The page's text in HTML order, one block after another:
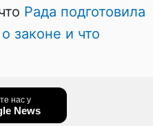
Рада подготовила
законе и что
нас у
News